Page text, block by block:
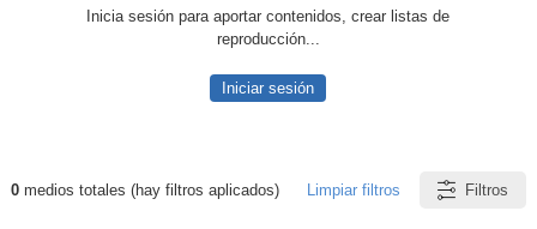
Inicia sesión para aportar contenidos, crear listas de
reproducción...
Iniciar sesión
Resultados de: Acinonyx
0medios totales (hay filtros aplicados) Limpiar filtros Filtros